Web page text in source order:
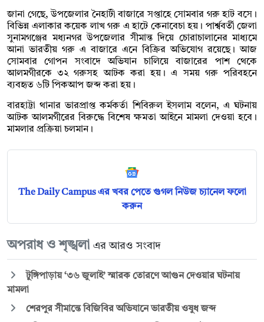
জানা গেছে, উপজেলার নৈহাটী বাজারে সপ্তাহে সোমবার গরু হাট বসে।
বিভিন্ন এলাকার কয়েক লাখ গরু এ হাটে কেনাবেচা হয়। পার্শ্ববর্তী জেলা
সুনামগঞ্জের মধ্যনগর উপজেলার সীমান্ত দিয়ে চোরাচালানের মাধ্যমে
আনা ভারতীয় গরু এ বাজারে এনে বিক্রির অভিযোগ রয়েছে। আজ
সোমবার গোপন সংবাদে অভিযান চালিয়ে বাজারের পাশ থেকে
আলমগীরকে ৩২ গরুসহ আটক করা হয়। এ সময় গরু পরিবহনে
ব্যবহৃত ৬টি পিকআপ জব্দ করা হয়।
বারহাট্টা থানার ভারপ্রাপ্ত কর্মকর্তা শিবিরুল ইসলাম বলেন, এ ঘটনায়
আটক আলমগীরের বিরুদ্ধে বিশেষ ক্ষমতা আইনে মামলা দেওয়া হবে।
মামলার প্রক্রিয়া চলমান।
The Daily Campus এর খবর পেতে গুগল নিউজ চ্যানেল ফলো
করুন
অপরাধ ও শৃঙ্খলা এর আরও সংবাদ
টুঙ্গিপাড়ায় ‘৩৬ জুলাই’ স্মারক তোরণে আগুন দেওয়ার ঘটনায়
মামলা
শেরপুর সীমান্তে বিজিবির অভিযানে ভারতীয় ওষুধ জব্দ